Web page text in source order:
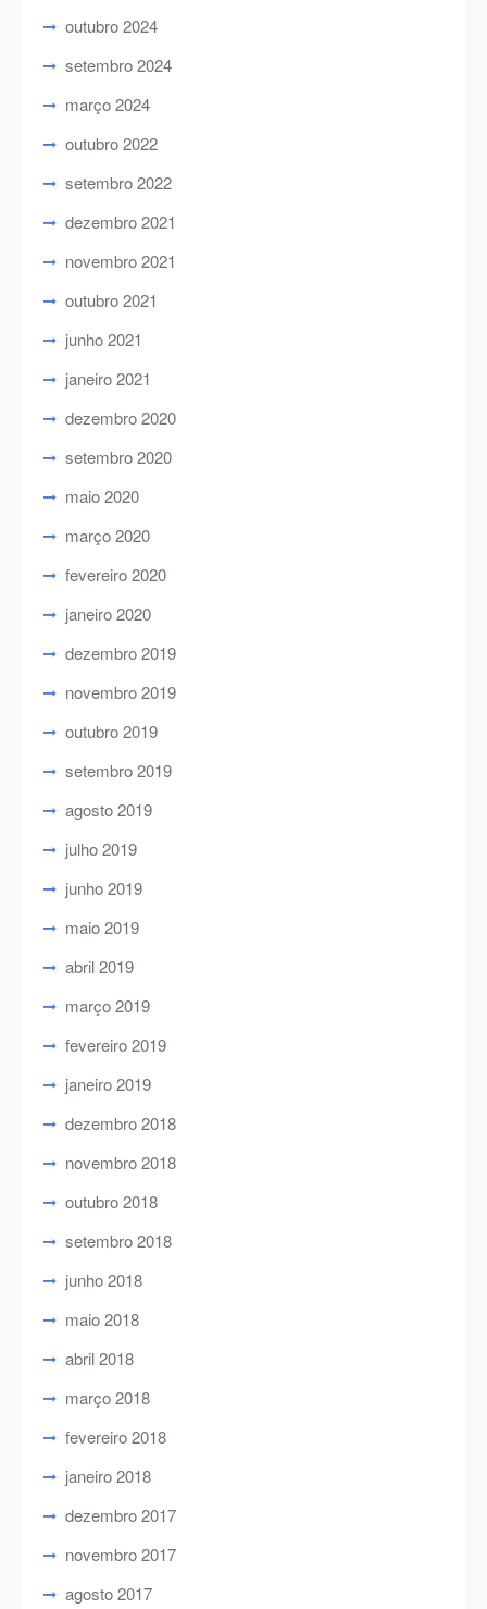
outubro 2024
setembro 2024
março 2024
outubro 2022
setembro 2022
dezembro 2021
novembro 2021
outubro 2021
junho 2021
janeiro 2021
dezembro 2020
setembro 2020
maio 2020
março 2020
fevereiro 2020
janeiro 2020
dezembro 2019
novembro 2019
outubro 2019
setembro 2019
agosto 2019
julho 2019
junho 2019
maio 2019
abril 2019
março 2019
fevereiro 2019
janeiro 2019
dezembro 2018
novembro 2018
outubro 2018
setembro 2018
junho 2018
maio 2018
abril 2018
março 2018
fevereiro 2018
janeiro 2018
dezembro 2017
novembro 2017
agosto 2017